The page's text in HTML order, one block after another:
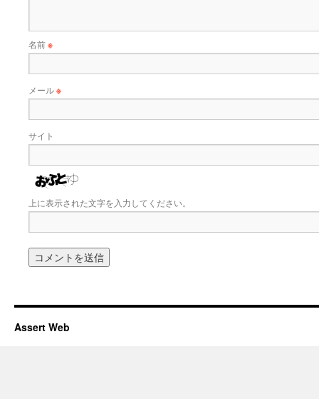
名前※
メール※
サイト
上に表示された文字を入力してください。
Assert Web